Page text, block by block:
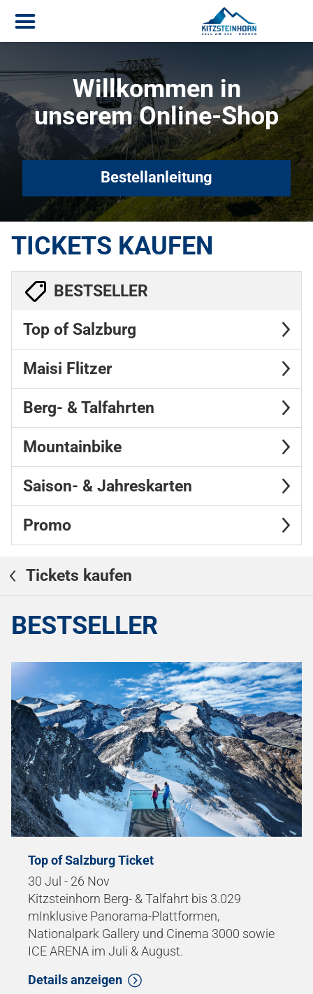
Willkommen in
unserem Online-Shop
Bestellanleitung
TICKETS KAUFEN
BESTSELLER
Top of Salzburg
Maisi Flitzer
Berg- & Talfahrten
Mountainbike
Saison- & Jahreskarten
Promo
Tickets kaufen
BESTSELLER
Top of Salzburg Ticket
30 Jul - 26 Nov
Kitzsteinhorn Berg- & Talfahrt bis 3.029
mInklusive Panorama-Plattformen,
Nationalpark Gallery und Cinema 3000 sowie
ICE ARENA im Juli & August.
Details anzeigen